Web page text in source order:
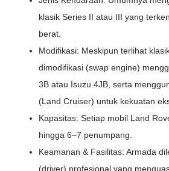
klasik Series II atau III yang
berat.
Modifikasi: Meskipun terlihat
dimodifikasi (swap engine)
3B atau Isuzu 4JB, serta
(Land Cruiser) untuk kekuatan
Kapasitas: Setiap mobil Land
hingga 6–7 penumpang.
Keamanan & Fasilitas: Armada
(driver) profesional yang